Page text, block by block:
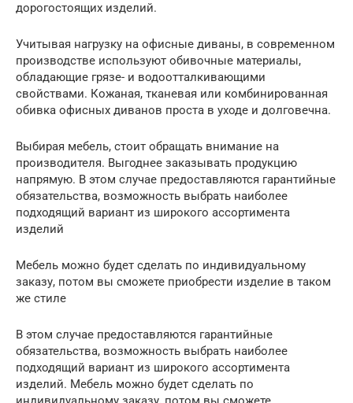
дорогостоящих изделий.
Учитывая нагрузку на офисные диваны, в современном
производстве используют обивочные материалы,
обладающие грязе- и водоотталкивающими
свойствами. Кожаная, тканевая или комбинированная
обивка офисных диванов проста в уходе и долговечна.
Выбирая мебель, стоит обращать внимание на
производителя. Выгоднее заказывать продукцию
напрямую. В этом случае предоставляются гарантийные
обязательства, возможность выбрать наиболее
подходящий вариант из широкого ассортимента
изделий
Мебель можно будет сделать по индивидуальному
заказу, потом вы сможете приобрести изделие в таком
же стиле
В этом случае предоставляются гарантийные
обязательства, возможность выбрать наиболее
подходящий вариант из широкого ассортимента
изделий. Мебель можно будет сделать по